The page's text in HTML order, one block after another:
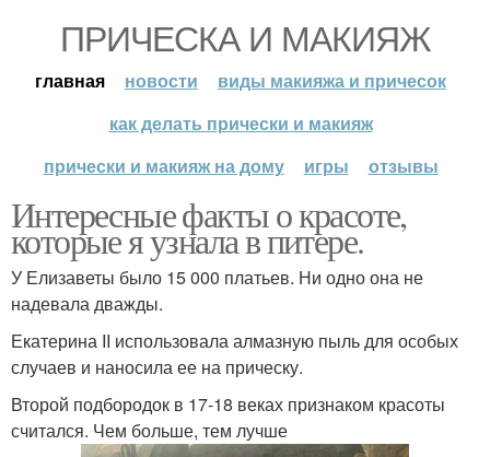
ПРИЧЕСКА И МАКИЯЖ
главная новости
виды макияжа и причесок
как делать прически и макияж
прически и макияж на дому
игры отзывы
Интересные факты о красоте,
которые я узнала в питере.
У Елизаветы было 15 000 платьев. Ни одно она не
надевала дважды.
Екатерина II использовала алмазную пыль для особых
случаев и наносила ее на прическу.
Второй подбородок в 17-18 веках признаком красоты
считался. Чем больше, тем лучше